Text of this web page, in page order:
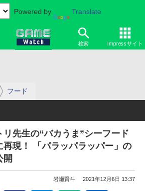
Powered by Translate
検索 Impressサイト
フード
先生の“バカうま”シーフード
再現！ 「パラッパラッパー」の
開
岩瀬賢斗 2021年12月6日 13:37